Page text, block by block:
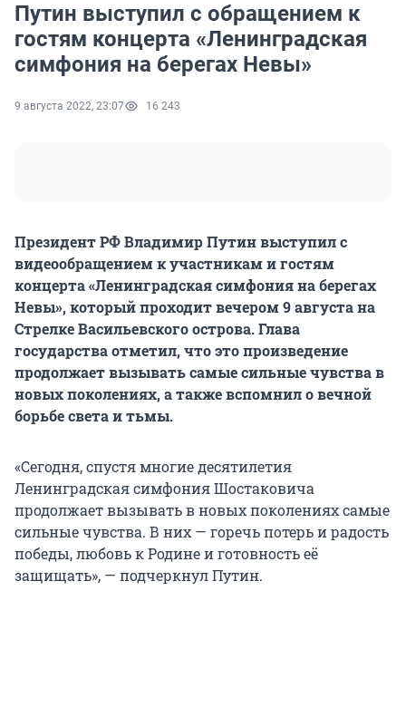
Путин выступил с обращением к
гостям концерта «Ленинградская
симфония на берегах Невы»
9 августа 2022, 23:07 16 243
Президент РФ Владимир Путин выступил с
видеообращением к участникам и гостям
концерта «Ленинградская симфония на берегах
Невы», который проходит вечером 9 августа на
Стрелке Васильевского острова. Глава
государства отметил, что это произведение
продолжает вызывать самые сильные чувства в
новых поколениях, а также вспомнил о вечной
борьбе света и тьмы.
«Сегодня, спустя многие десятилетия
Ленинградская симфония Шостаковича
продолжает вызывать в новых поколениях самые
сильные чувства. В них — горечь потерь и радость
победы, любовь к Родине и готовность её
защищать», — подчеркнул Путин.